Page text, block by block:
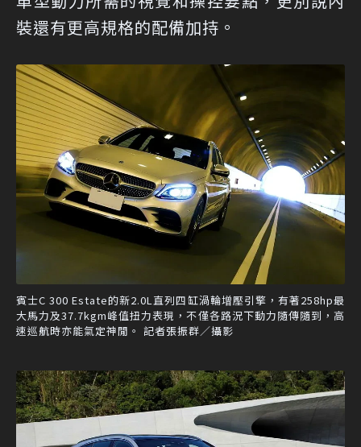
裝還有更高規格的配備加持。
賓士C 300 Estate的新2.0L直列四缸渦輪增壓引擎，有著258hp最
大馬力及37.7kgm峰值扭力表現，不僅各路況下動力隨傳隨到，高
速巡航時亦能氣定神閒。 記者張振群／攝影